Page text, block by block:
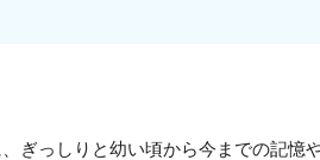
ぎっしりと幼い頃から今までの記